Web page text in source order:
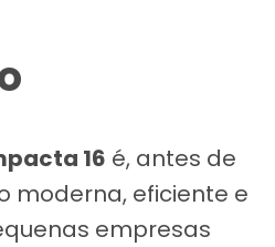
16 é, antes de
moderna, eficiente e
empresas